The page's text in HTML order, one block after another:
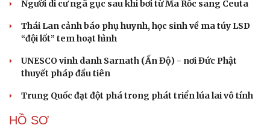
Đột phá hiếm hoi tại Gaza giữa những hoài nghi
Mỹ sẽ có học thuyết hạt nhân mới đối phó với Trung
Quốc và Nga
Lỗ hổng khiến phòng không Ukraine đuối sức trước
Hai điểm nóng Iran và Ukraine làm trầm trọng thêm